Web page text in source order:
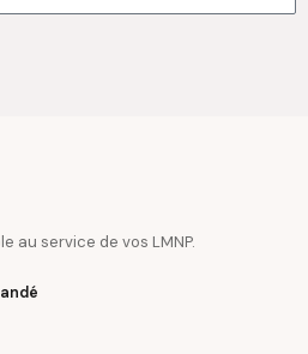
au service de vos LMNP.